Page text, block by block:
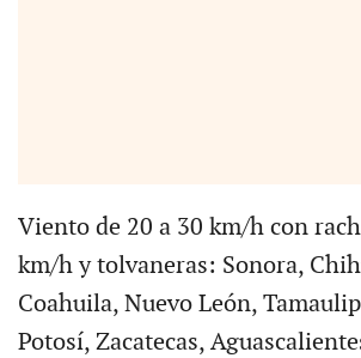
Viento de 20 a 30 km/h con
km/h y tolvaneras: Sonora,
Coahuila, Nuevo León,
Potosí, Zacatecas,